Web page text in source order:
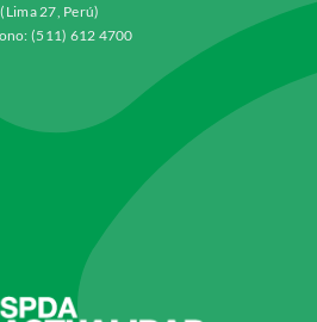
(Lima 27, Perú)
(511) 612 4700